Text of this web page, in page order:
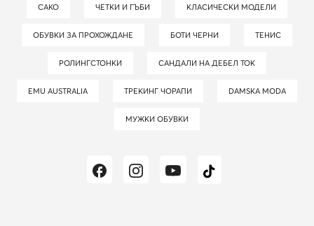
САКО ЧЕТКИ И ГЪБИ КЛАСИЧЕСКИ МОДЕЛИ
ОБУВКИ ЗА ПРОХОЖДАНЕ БОТИ ЧЕРНИ ТЕНИС
РОЛИНГСТОНКИ САНДАЛИ НА ДЕБЕЛ ТОК
EMU AUSTRALIA ТРЕКИНГ ЧОРАПИ DAMSKA MODA
МУЖКИ ОБУВКИ